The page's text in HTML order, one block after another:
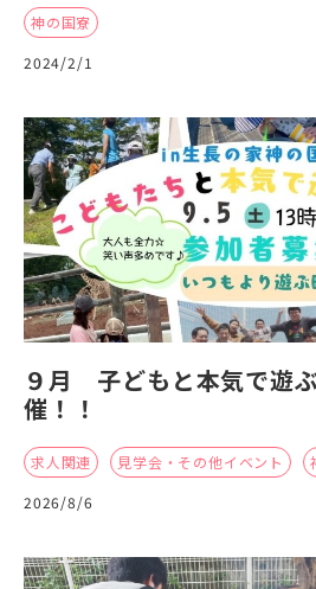
神の国寮
2024/2/1
９月 子どもと本気で遊
催！！
求人関連 見学会・その他イベント
2026/8/6